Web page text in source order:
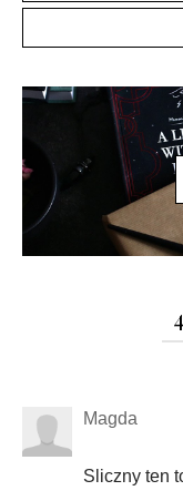
Magda
Sliczny ten